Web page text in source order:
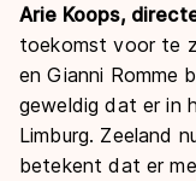
Arie Koops,
toekomst voor te
en Gianni Romme
geweldig dat er in
Limburg. Zeeland
betekent dat er